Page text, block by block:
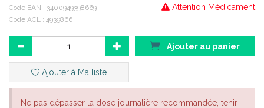
Attention Médicament
Code EAN : 3400949398669
Code ACL : 4939866
Ajouter au panier
Ajouter à Ma liste
Ne pas dépasser la dose journalière recommandée, tenir